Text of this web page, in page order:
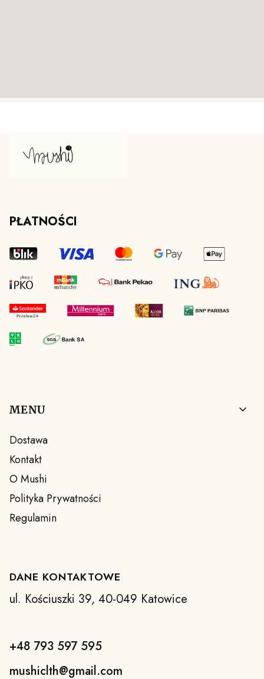
PŁATNOŚCI
Linki w stopce
MENU
Dostawa
Kontakt
O Mushi
Polityka Prywatności
Regulamin
DANE KONTAKTOWE
ul. Kościuszki 39, 40-049 Katowice
+48 793 597 595
mushiclth@gmail.com